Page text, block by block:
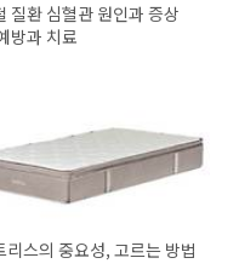
질환 심혈관 원인과 증상
방과 치료
리스의 중요성, 고르는 방법